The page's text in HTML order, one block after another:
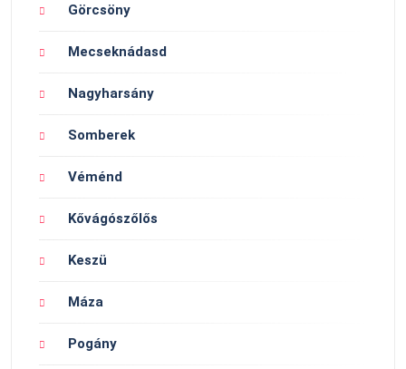
Görcsöny
Mecseknádasd
Nagyharsány
Somberek
Véménd
Kővágószőlős
Keszü
Máza
Pogány